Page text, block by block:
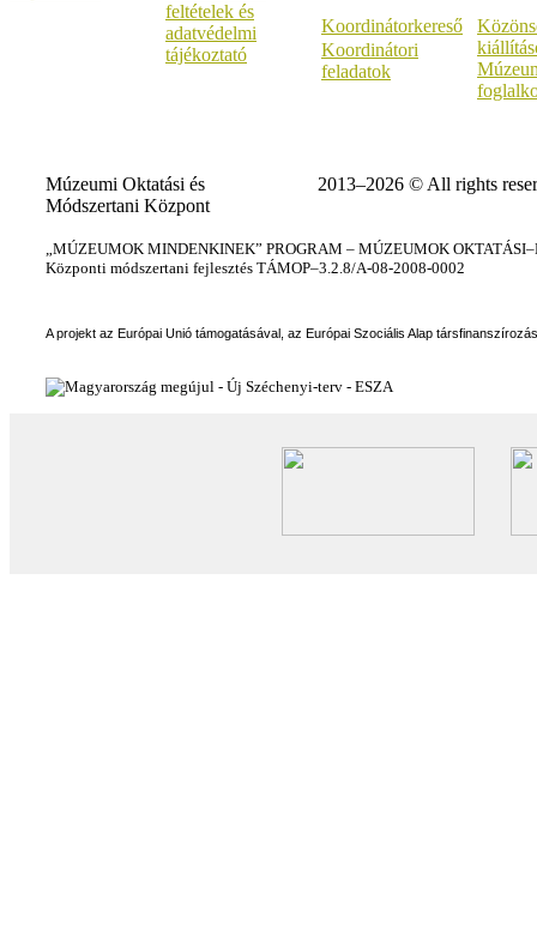
feltételek és
adatvédelmi
tájékoztató
Koordinátorkereső
Koordinátori
feladatok
Múzeumi Oktatási és
Módszertani Központ
2013–2026 © All rights
„MÚZEUMOK MINDENKINEK” PROGRAM – MÚZEUMOK
Központi módszertani fejlesztés TÁMOP–3.2.8/A-08-2008-0002
A projekt az Európai Unió támogatásával, az Európai Szociális Alap